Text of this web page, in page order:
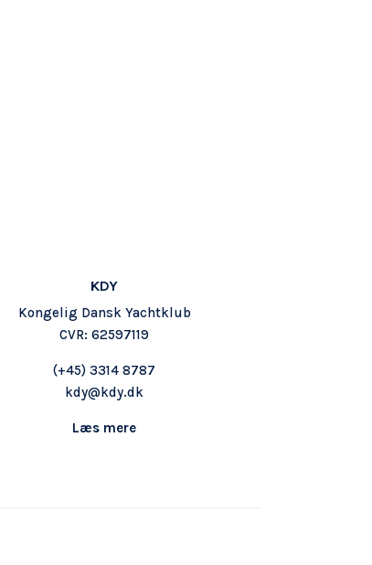
KDY
Kongelig Dansk Yachtklub
CVR: 62597119
(+45) 3314 8787
kdy@kdy.dk
Læs mere